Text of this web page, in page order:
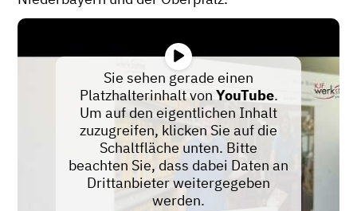
Sie sehen gerade einen
Platzhalterinhalt vonYouTube.
Um auf den eigentlichen Inhalt
zuzugreifen, klicken Sie auf die
Schaltfläche unten. Bitte
beachten Sie, dass dabei Daten an
Drittanbieter weitergegeben
werden.